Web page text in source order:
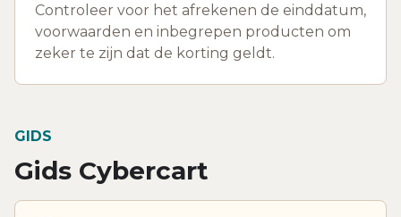
Controleer voor het afrekenen de einddatum,
voorwaarden en inbegrepen producten om
zeker te zijn dat de korting geldt.
GIDS
Gids Cybercart